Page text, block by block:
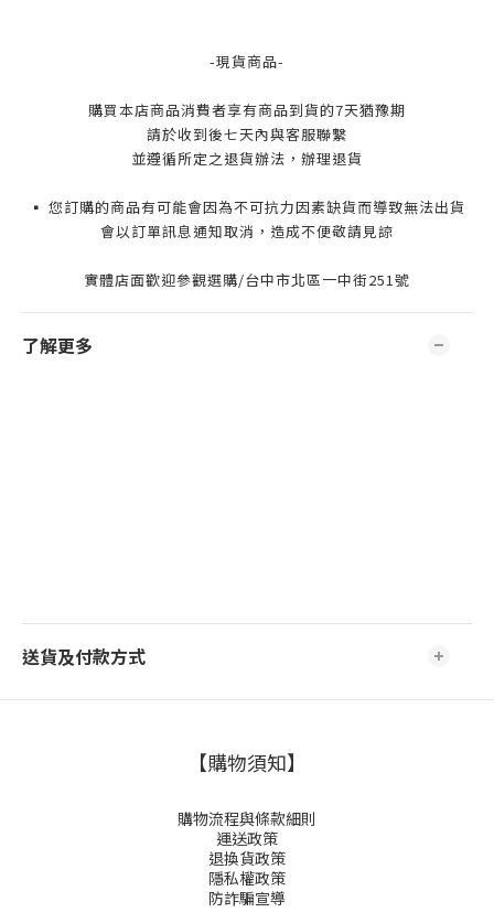
-現貨商品-
購買本店商品消費者享有商品到貨的7天猶豫期
請於收到後七天內與客服聯繫
並遵循所定之退貨辦法，辦理退貨
▪️ 您訂購的商品有可能會因為不可抗力因素缺貨而導致無法出貨
會以訂單訊息通知取消，造成不便敬請見諒
實體店面歡迎參觀選購/台中市北區一中街251號
了解更多
送貨及付款方式
【購物須知】
購物流程與條款細則
運送政策
退換貨政策
隱私權政策
防詐騙宣導